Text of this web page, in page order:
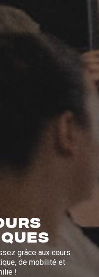
grâce aux cours
de mobilité et
!